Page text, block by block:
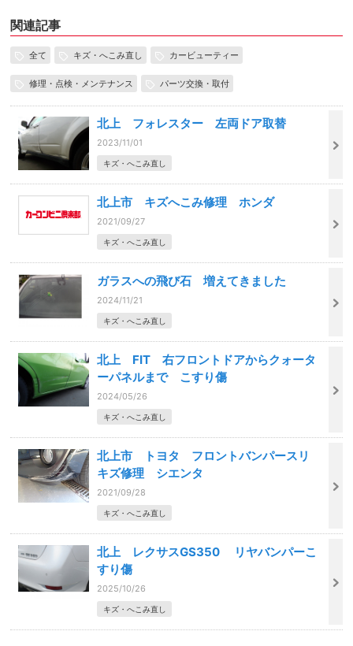
関連記事
全て キズ・へこみ直し カービューティー
修理・点検・メンテナンス パーツ交換・取付
北上 フォレスター 左両ドア取替
2023/11/01
キズ・へこみ直し
北上市 キズへこみ修理 ホンダ
2021/09/27
キズ・へこみ直し
ガラスへの飛び石 増えてきました
2024/11/21
キズ・へこみ直し
北上 FIT 右フロントドアからクォータ
ーパネルまで こすり傷
2024/05/26
キズ・へこみ直し
北上市 トヨタ フロントバンパースリ
キズ修理 シエンタ
2021/09/28
キズ・へこみ直し
北上 レクサスGS350 リヤバンパーこ
すり傷
2025/10/26
キズ・へこみ直し